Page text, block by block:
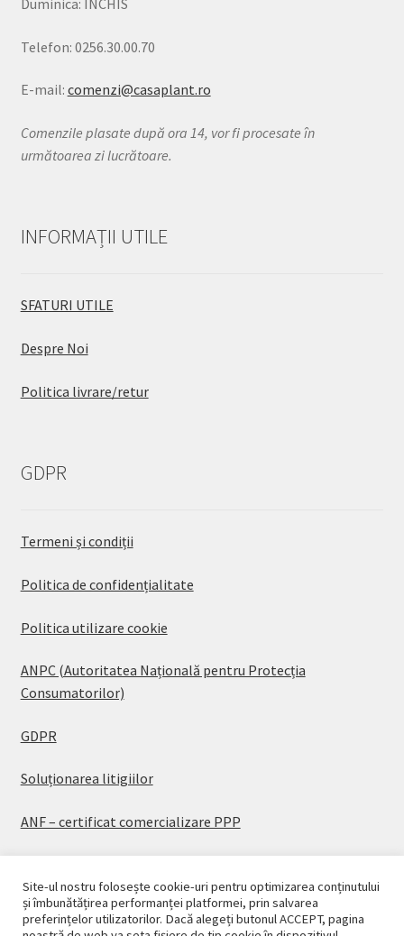
Telefon: 0256.30.00.70
E-mail: comenzi@casaplant.ro
Comenzile plasate după ora 14, vor fi procesate în
următoarea zi lucrătoare.
INFORMAȚII UTILE
SFATURI UTILE
Despre Noi
Politica livrare/retur
GDPR
Termeni și condiții
Politica de confidențialitate
Politica utilizare cookie
ANPC (Autoritatea Națională pentru Protecția
Consumatorilor)
GDPR
Soluționarea litigiilor
ANF – certificat comercializare PPP
Site-ul nostru folosește cookie-uri pentru optimizarea conținutului
și îmbunătățirea performanței platformei, prin salvarea
preferințelor utilizatorilor. Dacă alegeți butonul ACCEPT, pagina